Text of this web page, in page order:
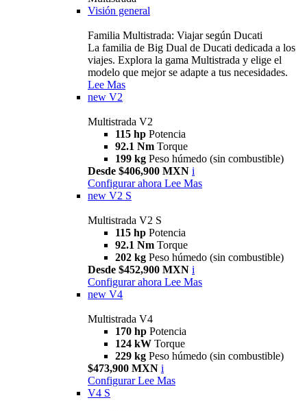
Visión general
Familia Multistrada: Viajar según Ducati
La familia de Big Dual de Ducati dedicada a los
viajes. Explora la gama Multistrada y elige el
modelo que mejor se adapte a tus necesidades.
Lee Mas
new V2
Multistrada V2
115 hp Potencia
92.1 Nm Torque
199 kg Peso húmedo (sin combustible)
Desde $406,900 MXN i
Configurar ahora Lee Mas
new V2 S
Multistrada V2 S
115 hp Potencia
92.1 Nm Torque
202 kg Peso húmedo (sin combustible)
Desde $452,900 MXN i
Configurar ahora Lee Mas
new V4
Multistrada V4
170 hp Potencia
124 kW Torque
229 kg Peso húmedo (sin combustible)
$473,900 MXN i
Configurar Lee Mas
V4 S